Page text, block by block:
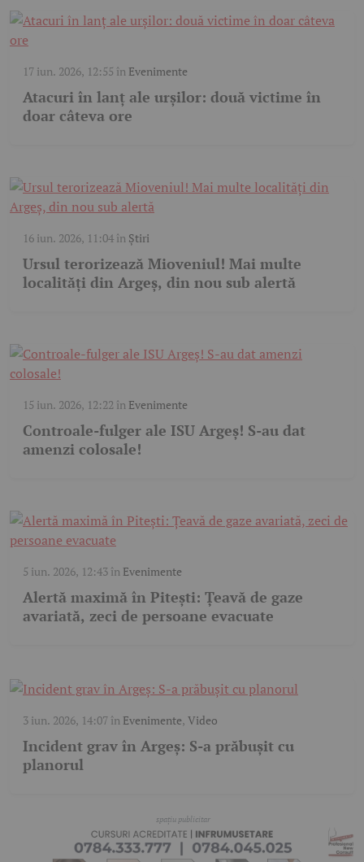
17 iun. 2026, 12:55 în Evenimente
Atacuri în lanț ale urșilor: două victime în
doar câteva ore
16 iun. 2026, 11:04 în Știri
Ursul terorizează Mioveniul! Mai multe
localități din Argeș, din nou sub alertă
15 iun. 2026, 12:22 în Evenimente
Controale-fulger ale ISU Argeș! S-au dat
amenzi colosale!
5 iun. 2026, 12:43 în Evenimente
Alertă maximă în Pitești: Țeavă de gaze
avariată, zeci de persoane evacuate
3 iun. 2026, 14:07 în Evenimente, Video
Incident grav în Argeș: S-a prăbușit cu
planorul